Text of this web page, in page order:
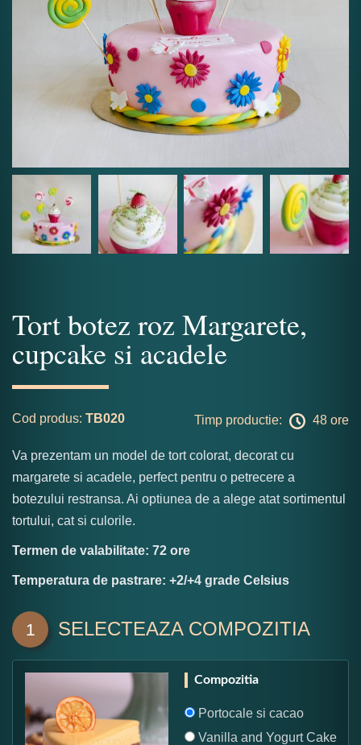
Tort botez roz Margarete,
cupcake si acadele
Cod produs: TB020 Timp productie: 48 ore
Va prezentam un model de tort colorat, decorat cu
margarete si acadele, perfect pentru o petrecere a
botezului restransa. Ai optiunea de a alege atat sortimentul
tortului, cat si culorile.
Termen de valabilitate: 72 ore
Temperatura de pastrare: +2/+4 grade Celsius
1 SELECTEAZA COMPOZITIA
Compozitia
Portocale si cacao
Vanilla and Yogurt Cake